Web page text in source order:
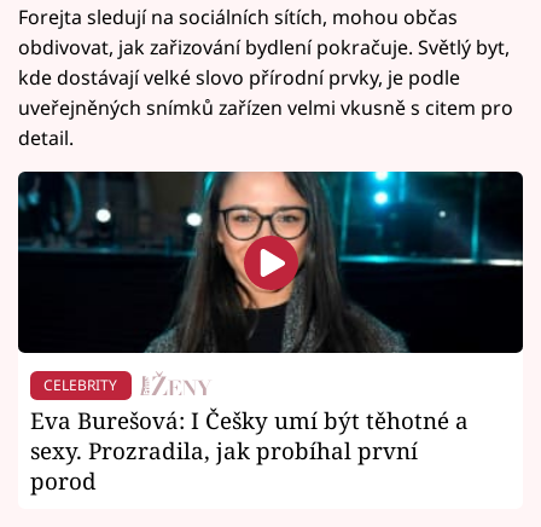
Forejta sledují na sociálních sítích, mohou občas
obdivovat, jak zařizování bydlení pokračuje. Světlý byt,
kde dostávají velké slovo přírodní prvky, je podle
uveřejněných snímků zařízen velmi vkusně s citem pro
detail.
CELEBRITY
Eva Burešová: I Češky umí být těhotné a
sexy. Prozradila, jak probíhal první
porod